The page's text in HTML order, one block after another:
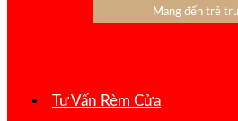
Mang đến trẻ
Tư Vấn Rèm Cửa